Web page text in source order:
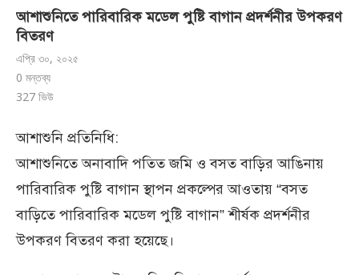
আশাশুনিতে পারিবারিক মডেল পুষ্টি বাগান প্রদর্শনীর উপকরণ
বিতরণ
এপ্রি ৩০, ২০২৫
0 মন্তব্য
327 ভিউ
আশাশুনি প্রতিনিধি:
আশাশুনিতে অনাবাদি পতিত জমি ও বসত বাড়ির আঙিনায়
পারিবারিক পুষ্টি বাগান স্থাপন প্রকল্পের আওতায় “বসত
বাড়িতে পারিবারিক মডেল পুষ্টি বাগান” শীর্ষক প্রদর্শনীর
উপকরণ বিতরণ করা হয়েছে।